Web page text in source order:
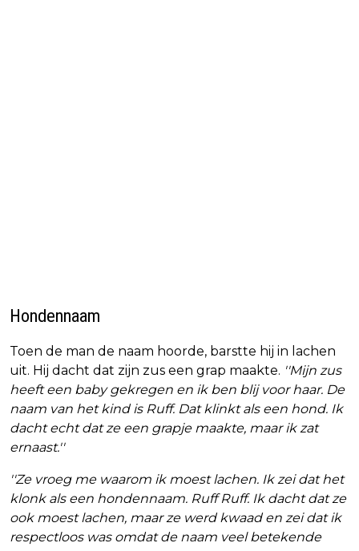
Hondennaam
Toen de man de naam hoorde, barstte hij in lachen
uit. Hij dacht dat zijn zus een grap maakte. ''Mijn zus
heeft een baby gekregen en ik ben blij voor haar. De
naam van het kind is Ruff. Dat klinkt als een hond. Ik
dacht echt dat ze een grapje maakte, maar ik zat
ernaast.''
''Ze vroeg me waarom ik moest lachen. Ik zei dat het
klonk als een hondennaam. Ruff Ruff. Ik dacht dat ze
ook moest lachen, maar ze werd kwaad en zei dat ik
respectloos was omdat de naam veel betekende